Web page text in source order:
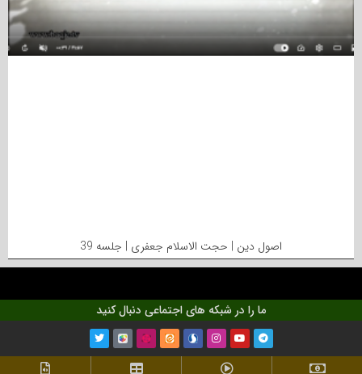
اصول دین | حجت الاسلام جعفری | جلسه 39
ما را در شبکه های اجتماعی دنبال کنید